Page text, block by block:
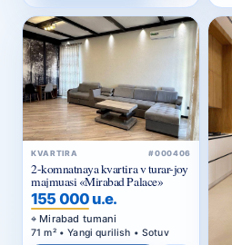
KVARTIRA #000406
2-komnatnaya kvartira v turar-joy
majmuasi «Mirabad Palace»
155 000 u.e.
Mirabad tumani
71 m² • Yangi qurilish • Sotuv